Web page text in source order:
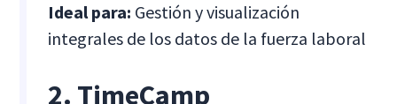
Ideal para: Gestión y visualización
integrales de los datos de la fuerza laboral
2. TimeCamp